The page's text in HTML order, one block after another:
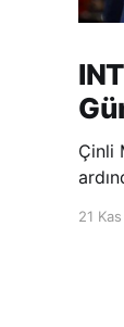
Çinli
Jong
21